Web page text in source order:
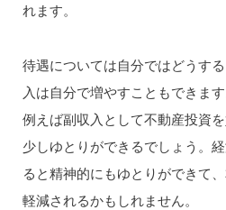
れます。
待遇については自分ではどうす
入は自分で増やすこともできます
例えば副収入として不動産投資
少しゆとりができるでしょう。
ると精神的にもゆとりができて
軽減されるかもしれません。